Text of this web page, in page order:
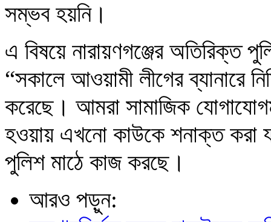
সম্ভব হয়নি।
এ বিষয়ে নারায়ণগঞ্জের অতিরিক্ত
“সকালে আওয়ামী লীগের ব্যানারে
করেছে। আমরা সামাজিক
হওয়ায় এখনো কাউকে শনাক্ত করা
পুলিশ মাঠে কাজ করছে।
আরও পড়ুন: